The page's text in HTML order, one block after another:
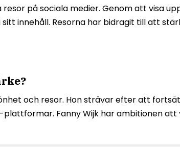
på sociala medier. Genom att visa
innehåll. Resorna har bidragit till att
och resor. Hon strävar efter att
Fanny Wijk har ambitionen att